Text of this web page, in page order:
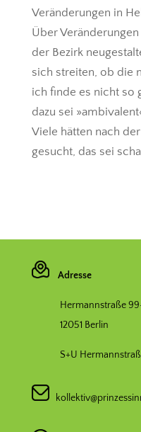
Veränderungen in
Über
der Bezirk
sich streiten, ob die
ich finde es nicht so
dazu sei
Viele hätten nach
gesucht, das sei
Adresse
Hermannstraße
12051 Berlin
S+U